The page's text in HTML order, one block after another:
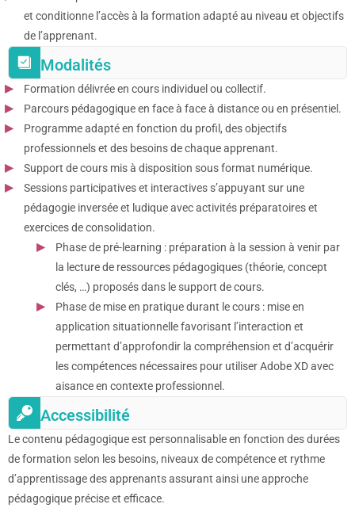
et conditionne l’accès à la formation adapté au niveau et objectifs
de l’apprenant.
Modalités
Formation délivrée en cours individuel ou collectif.
Parcours pédagogique en face à face à distance ou en présentiel.
Programme adapté en fonction du profil, des objectifs
professionnels et des besoins de chaque apprenant.
Support de cours mis à disposition sous format numérique.
Sessions participatives et interactives s’appuyant sur une
pédagogie inversée et ludique avec activités préparatoires et
exercices de consolidation.
Phase de pré-learning : préparation à la session à venir par
la lecture de ressources pédagogiques (théorie, concept
clés, …) proposés dans le support de cours.
Phase de mise en pratique durant le cours : mise en
application situationnelle favorisant l’interaction et
permettant d’approfondir la compréhension et d’acquérir
les compétences nécessaires pour utiliser Adobe XD avec
aisance en contexte professionnel.
Accessibilité
Le contenu pédagogique est personnalisable en fonction des durées
de formation selon les besoins, niveaux de compétence et rythme
d’apprentissage des apprenants assurant ainsi une approche
pédagogique précise et efficace.